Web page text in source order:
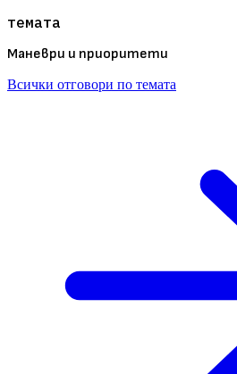
темата
Маневри и приоритети
Всички отговори по темата